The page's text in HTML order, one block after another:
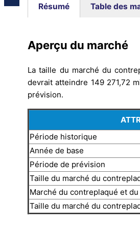
Résumé Table des
Aperçu du marché
La taille du marché du
devrait atteindre 149 271,72
prévision.
Période historique
Année de base
Période de prévision
Taille du marché du
Marché du contreplaqué et
Taille du marché du